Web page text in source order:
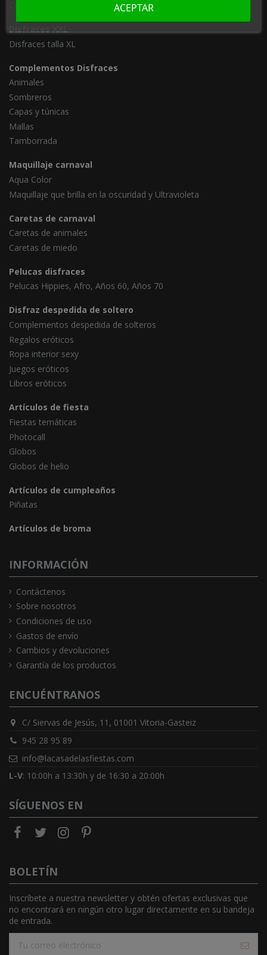
Disfraces XXL
Disfraces talla XL
Complementos Disfraces
Animales
Sombreros
Capas y túnicas
Mallas
Tamborrada
Maquillaje carnaval
Aqua Color
Maquillaje que brilla en la oscuridad y Ultravioleta
Caretas de carnaval
Caretas de animales
Caretas de miedo
Pelucas disfraces
Pelucas Hippies, Afro, Años 60, Años 70
Disfraz despedida de soltero
Complementos despedida de solteros
Regalos eróticos
Ropa interior sexy
Juegos eróticos
Libros eróticos
Artículos de fiesta
Fiestas temáticas
Photocall
Globos
Globos de helio
Artículos de cumpleaños
Piñatas
Artículos de broma
INFORMACIÓN
Contáctenos
Sobre nosotros
Condiciones de uso
Gastos de envío
Cambios y devoluciones
Garantía de los productos
ENCUÉNTRANOS
C/ Siervas de Jesús, 11, 01001 Vitoria-Gasteiz
945 28 95 89
info@lacasadelasfiestas.com
L-V: 10:00h a 13:30h y de 16:30 a 20:00h
ACEPTAR
SÍGUENOS EN
BOLETÍN
Inscríbete a nuestra newsletter y obtén ofertas exclusivas que
no encontrará en ningún otro lugar directamente en su bandeja
de entrada.